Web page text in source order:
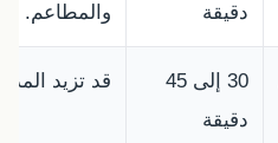
دقيقة
والمطاعم.
30 إلى 45
دقيقة
قد تزيد